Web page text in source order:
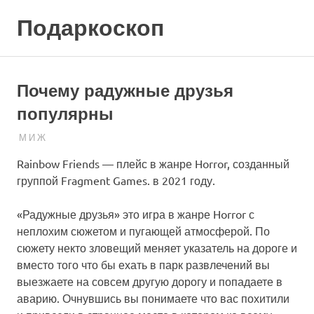
Подаркоскоп
подарить
Почему радужные друзья
популярны
20.03.2023
ПОДАРЧЕК
М И Ж
Rainbow Friends — плейс в жанре Horror, созданный
группой Fragment Games. в 2021 году.
«Радужные друзья» это игра в жанре Horror с
неплохим сюжетом и пугающей атмосферой. По
сюжету некто зловещий меняет указатель на дороге и
вместо того что бы ехать в парк развлечений вы
выезжаете на совсем другую дорогу и попадаете в
аварию. Очнувшись вы понимаете что вас похитили